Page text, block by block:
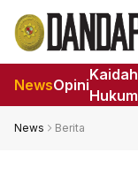
NewsOpini
Kaidah
Hukum
News Berita